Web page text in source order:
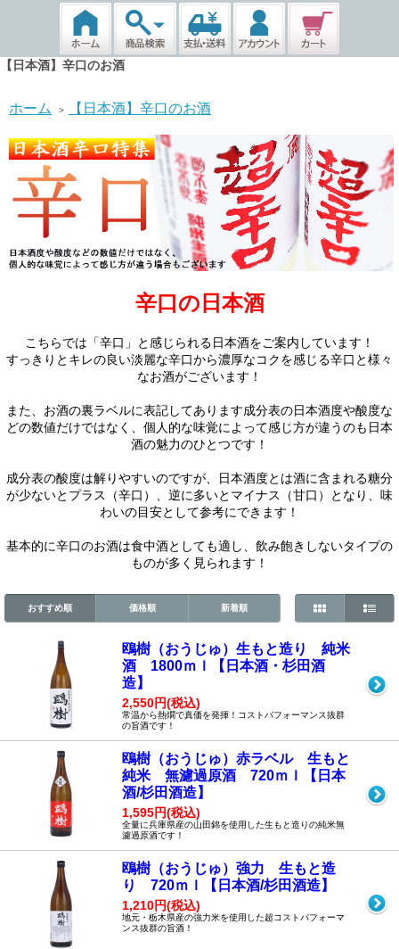
【日本酒】辛口のお酒
ホーム > 【日本酒】辛口のお酒
辛口の日本酒
こちらでは「辛口」と感じられる日本酒をご案内しています！
すっきりとキレの良い淡麗な辛口から濃厚なコクを感じる辛口と様々
なお酒がございます！
また、お酒の裏ラベルに表記してあります成分表の日本酒度や酸度な
どの数値だけではなく、個人的な味覚によって感じ方が違うのも日本
酒の魅力のひとつです！
成分表の酸度は解りやすいのですが、日本酒度とは酒に含まれる糖分
が少ないとプラス（辛口）、逆に多いとマイナス（甘口）となり、味
わいの目安として参考にできます！
基本的に辛口のお酒は食中酒としても適し、飲み飽きしないタイプの
ものが多く見られます！
おすすめ順 価格順 新着順
鴎樹（おうじゅ）生もと造り 純米
酒 1800ｍｌ【日本酒・杉田酒
造】
2,550円(税込)
常温から熱燗で真価を発揮！コストパフォーマンス抜群
の旨酒です！
鴎樹（おうじゅ）赤ラベル 生もと
純米 無濾過原酒 720ｍｌ【日本
酒/杉田酒造】
1,595円(税込)
全量に兵庫県産の山田錦を使用した生もと造りの純米無
濾過原酒です！
鴎樹（おうじゅ）強力 生もと造
り 720ｍｌ【日本酒/杉田酒造】
1,210円(税込)
地元・栃木県産の強力米を使用した超コストパフォーマ
ンス抜群の旨酒！